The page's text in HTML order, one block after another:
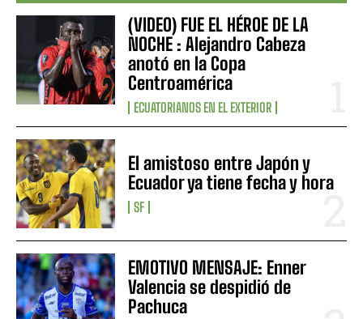
(VIDEO) FUE EL HÉROE DE LA
NOCHE : Alejandro Cabeza
anotó en la Copa
Centroamérica
ECUATORIANOS EN EL EXTERIOR
El amistoso entre Japón y
Ecuador ya tiene fecha y hora
SF
EMOTIVO MENSAJE: Enner
Valencia se despidió de
Pachuca